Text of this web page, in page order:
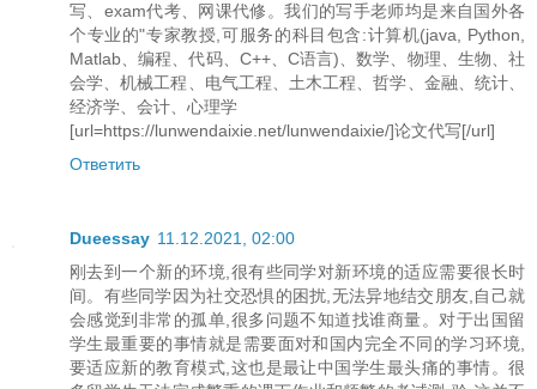
写、exam代考、网课代修。我们的写手老师均是来自国外各
个专业的"专家教授,可服务的科目包含:计算机(java, Python,
Matlab、编程、代码、C++、C语言)、数学、物理、生物、社
会学、机械工程、电气工程、土木工程、哲学、金融、统计、
经济学、会计、心理学
[url=https://lunwendaixie.net/lunwendaixie/]论文代写[/url]
Ответить
Dueessay 11.12.2021, 02:00
刚去到一个新的环境,很有些同学对新环境的适应需要很长时
间。有些同学因为社交恐惧的困扰,无法异地结交朋友,自己就
会感觉到非常的孤单,很多问题不知道找谁商量。对于出国留
学生最重要的事情就是需要面对和国内完全不同的学习环境,
要适应新的教育模式,这也是最让中国学生最头痛的事情。很